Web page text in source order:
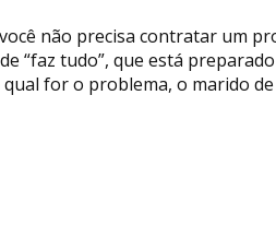
não precisa contratar um
“faz tudo”, que está
qual for o problema, o marido